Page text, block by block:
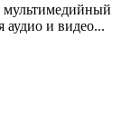
аудио и видео...